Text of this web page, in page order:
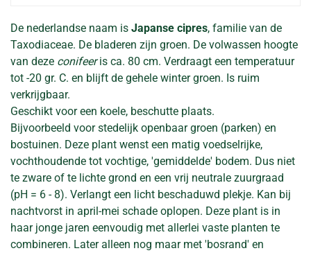
De nederlandse naam is Japanse cipres, familie van de
Taxodiaceae. De bladeren zijn groen. De volwassen hoogte
van deze conifeeris ca. 80 cm. Verdraagt een temperatuur
tot -20 gr. C. en blijft de gehele winter groen. Is ruim
verkrijgbaar.
Geschikt voor een koele, beschutte plaats.
Bijvoorbeeld voor stedelijk openbaar groen (parken) en
bostuinen. Deze plant wenst een matig voedselrijke,
vochthoudende tot vochtige, 'gemiddelde' bodem. Dus niet
te zware of te lichte grond en een vrij neutrale zuurgraad
(pH = 6 - 8). Verlangt een licht beschaduwd plekje. Kan bij
nachtvorst in april-mei schade oplopen. Deze plant is in
haar jonge jaren eenvoudig met allerlei vaste planten te
combineren. Later alleen nog maar met 'bosrand' en